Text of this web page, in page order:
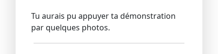
Tu aurais pu appuyer ta démonstration
par quelques photos.